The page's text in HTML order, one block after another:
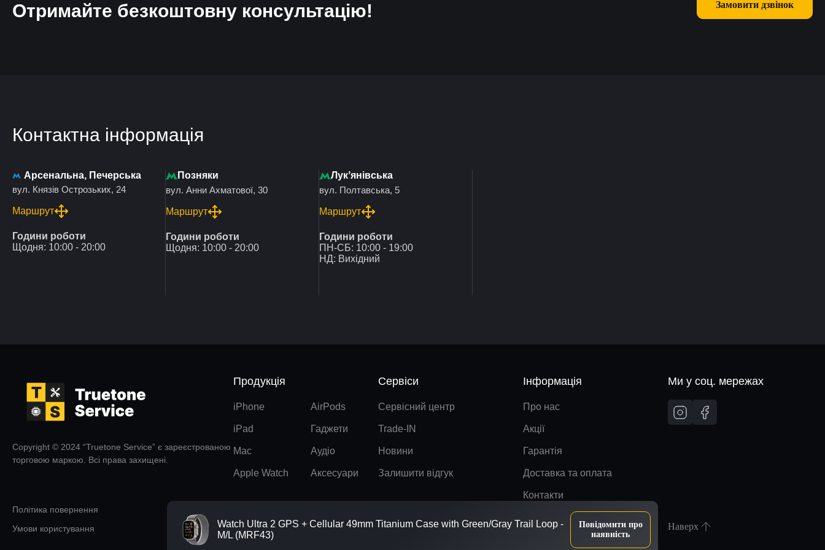
Watch Ultra 2 GPS + Cellular 49mm Titanium Case with Green/Gray Trail Loop -
M/L (MRF43)
Повідомити про
наявність
Отримайте безкоштовну консультацію! Замовити дзвінок
Контактна інформація
Арсенальна, Печерська
вул. Князів Острозьких, 24
Маршрут
Години роботи
Щодня: 10:00 - 20:00
Позняки
вул. Анни Ахматової, 30
Маршрут
Години роботи
Щодня: 10:00 - 20:00
Лукʼянівська
вул. Полтавська, 5
Маршрут
Години роботи
ПН-СБ: 10:00 - 19:00
НД: Вихідний
Copyright © 2024 “Truetone Service” є зареєстрованою
торговою маркою. Всі права захищені.
Політика повернення
Умови користування
Продукція
iPhone
iPad
Mac
Apple Watch
AirPods
Гаджети
Аудіо
Аксесуари
Сервіси
Сервісний центр
Trade-IN
Новини
Залишити відгук
Інформація
Про нас
Акції
Гарантія
Доставка та оплата
Контакти
Ми у соц. мережах
Наверх